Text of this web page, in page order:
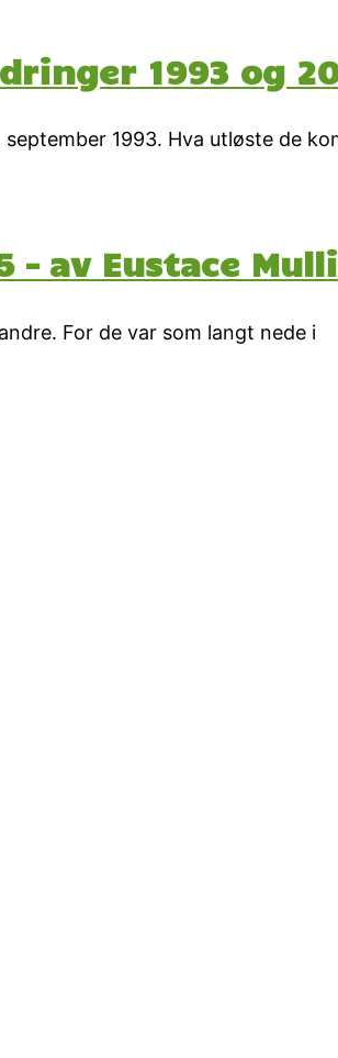
1993 og
1993. Hva utløste de
av Eustace
For de var som langt nede i